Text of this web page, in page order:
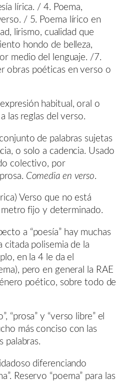
lírica. / 4. Poema,
/ 5. Poema lírico en
lirismo, cualidad que
hondo de belleza,
medio del lenguaje. /7.
obras poéticas en verso o
habitual, oral o
las reglas del verso.
de palabras sujetas
o solo a cadencia. Usado
colectivo, por
Comedia en verso.
Verso que no está
fijo y determinado.
a “poesía” hay muchas
citada polisemia de la
en la 4 le da el
pero en general la RAE
poético, sobre todo de
“prosa” y “verso libre” el
más conciso con las
palabras.
diferenciando
Reservo “poema” para las